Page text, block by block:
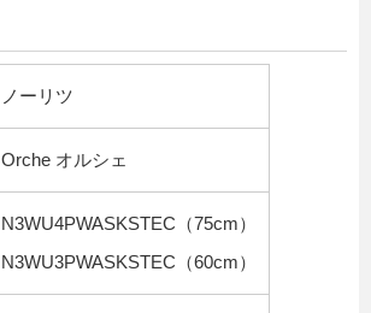
ノーリツ
Orche オルシェ
N3WU4PWASKSTEC（75cm）
N3WU3PWASKSTEC（60cm）